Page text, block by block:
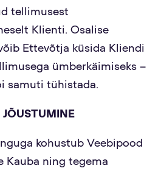
tellimusest
Klienti. Osalise
Ettevõtja küsida Kliendi
ümberkäimiseks –
samuti tühistada.
kohustub Veebipood
Kauba ning tegema